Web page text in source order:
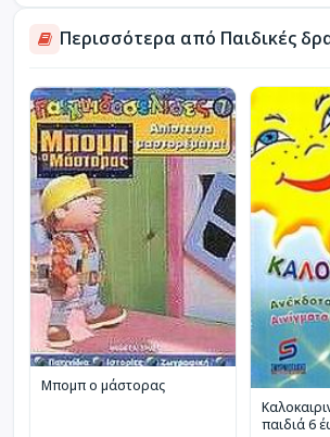
Περισσότερα από Παιδικές
Μπομπ ο μάστορας
παιδιά 6